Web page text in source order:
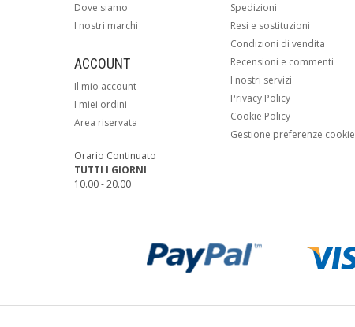
Dove siamo
I nostri marchi
ACCOUNT
Il mio account
I miei ordini
Area riservata
Orario Continuato
TUTTI I GIORNI
10.00 - 20.00
Spedizioni
Resi e sostituzioni
Condizioni di vendita
Recensioni e commenti
I nostri servizi
Privacy Policy
Cookie Policy
Gestione preferenze cookie